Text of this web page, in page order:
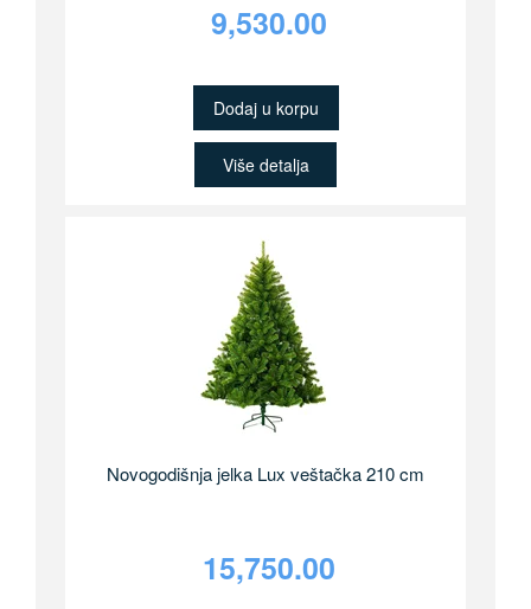
9,530.00
Dodaj u korpu
Više detalja
Novogodišnja jelka Lux veštačka 210 cm
15,750.00